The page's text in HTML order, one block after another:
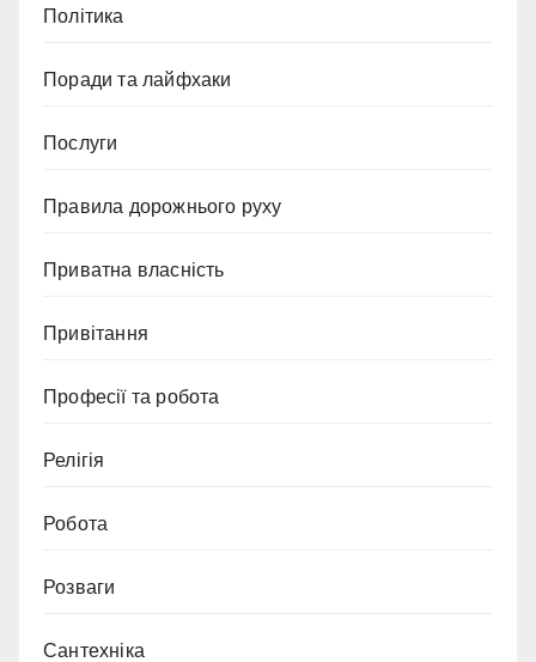
Політика
Поради та лайфхаки
Послуги
Правила дорожнього руху
Приватна власність
Привітання
Професії та робота
Релігія
Робота
Розваги
Сантехніка